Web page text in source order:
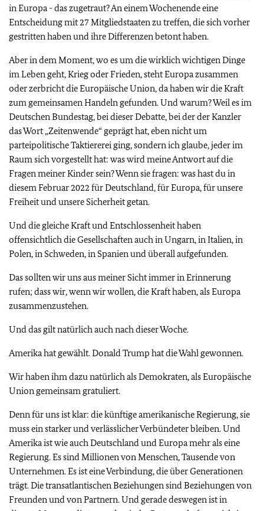
in Europa - das zugetraut? An einem Wochenende eine
Entscheidung mit 27 Mitgliedstaaten zu treffen, die sich vorher
gestritten haben und ihre Differenzen betont haben.
Aber in dem Moment, wo es um die wirklich wichtigen Dinge
im Leben geht, Krieg oder Frieden, steht Europa zusammen
oder zerbricht die Europäische Union, da haben wir die Kraft
zum gemeinsamen Handeln gefunden. Und warum? Weil es im
Deutschen Bundestag, bei dieser Debatte, bei der der Kanzler
das Wort „Zeitenwende“ geprägt hat, eben nicht um
parteipolitische Taktiererei ging, sondern ich glaube, jeder im
Raum sich vorgestellt hat: was wird meine Antwort auf die
Fragen meiner Kinder sein? Wenn sie fragen: was hast du in
diesem Februar 2022 für Deutschland, für Europa, für unsere
Freiheit und unsere Sicherheit getan.
Und die gleiche Kraft und Entschlossenheit haben
offensichtlich die Gesellschaften auch in Ungarn, in Italien, in
Polen, in Schweden, in Spanien und überall aufgefunden.
Das sollten wir uns aus meiner Sicht immer in Erinnerung
rufen; dass wir, wenn wir wollen, die Kraft haben, als Europa
zusammenzustehen.
Und das gilt natürlich auch nach dieser Woche.
Amerika hat gewählt. Donald Trump hat die Wahl gewonnen.
Wir haben ihm dazu natürlich als Demokraten, als Europäische
Union gemeinsam gratuliert.
Denn für uns ist klar: die künftige amerikanische Regierung, sie
muss ein starker und verlässlicher Verbündeter bleiben. Und
Amerika ist wie auch Deutschland und Europa mehr als eine
Regierung. Es sind Millionen von Menschen, Tausende von
Unternehmen. Es ist eine Verbindung, die über Generationen
trägt. Die transatlantischen Beziehungen sind Beziehungen von
Freunden und von Partnern. Und gerade deswegen ist in